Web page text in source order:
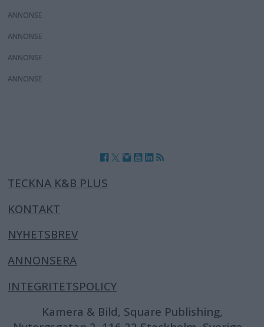
ANNONS
ANNONS
ANNONS
ANNONS
TECKNA K&B PLUS
KONTAKT
NYHETSBREV
ANNONSERA
INTEGRITETSPOLICY
Kamera & Bild, Square Publishing,